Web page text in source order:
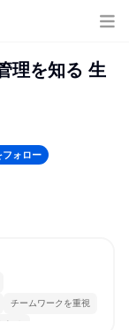
理を知る 生
フォロー
チームワークを重視
る